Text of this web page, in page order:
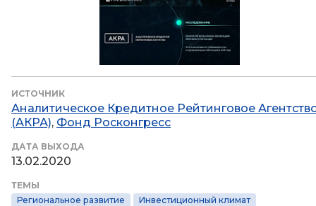
ИСТОЧНИК
Аналитическое Кредитное Рейтинговое
(АКРА), Фонд Росконгресс
ДАТА ВЫХОДА
13.02.2020
ТЕМЫ
Региональное развитие
Инвестиционный климат